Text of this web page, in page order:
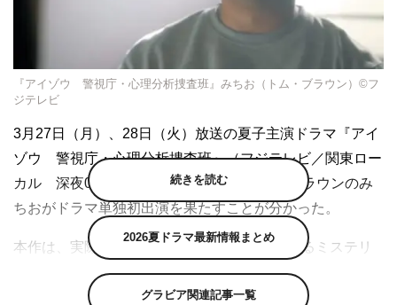
『アイゾウ 警視庁・心理分析捜査班』みちお（トム・ブラウン）©フ
ジテレビ
3月27日（月）、28日（火）放送の夏子主演ドラマ『アイ
ゾウ 警視庁・心理分析捜査班』（フジテレビ／関東ロー
カル 深夜0時25分～1時25分）で、トム・ブラウンのみ
ちおがドラマ単独初出演を果たすことが分かった。
本作は、実際に起きた衝撃の“男女愛憎劇を巡るミステリ
ー事件”を、「もし、今の日本で起きたら？」という視点
でドラマ化。主人公の刑事たちが複雑怪奇な“愛憎”事件の
続きを読む
2026夏ドラマ最新情報まとめ
グラビア関連記事一覧